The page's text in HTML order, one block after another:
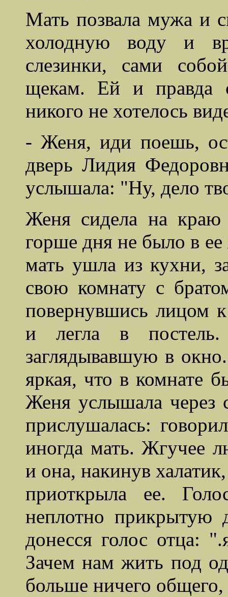
Мать позвала мужа и
холоднуюводу
и
слезинки, сами
щекам. Ей и правда
никого не хотелось
- Женя,иди поешь,
дверь Лидия
услышала: "Ну, дело
Женя сидела на краю
горше дня не было в
мать ушла из кухни,
свою комнату с
повернувшись лицом
и легла в
заглядывавшую в
яркая, что в комнате
Женя услышала через
прислушалась:
иногда мать. Жгучее
и она, накинув
приоткрыла ее.
неплотно прикрытую
донесся голос отца:
Зачем нам жить под
больше ничего